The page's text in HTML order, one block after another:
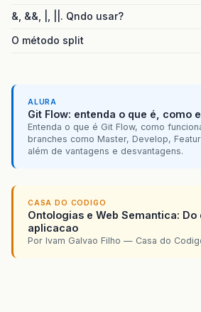
&, &&, |, ||. Qndo usar?
O método split
ALURA
Git Flow: entenda o que é, como
Entenda o que é Git Flow, como
branches como Master, Develop,
além de vantagens e desvantagens.
CASA DO CODIGO
Ontologias e Web Semantica: Do
aplicacao
Por Ivam Galvao Filho — Casa do